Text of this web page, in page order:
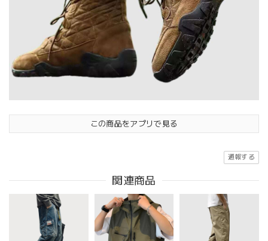
この商品をアプリで見る
通報する
関連商品